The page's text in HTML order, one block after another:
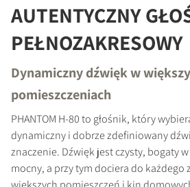
AUTENTYCZNY
PEŁNOZAKRESOWY
Dynamiczny dźwięk w
pomieszczeniach
PHANTOM H-80 to głośnik, który
dynamiczny i dobrze zdefiniowany
znaczenie. Dźwięk jest czysty, bogaty
mocny, a przy tym dociera do każdego